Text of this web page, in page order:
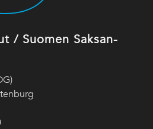
/ Suomen Saksan-